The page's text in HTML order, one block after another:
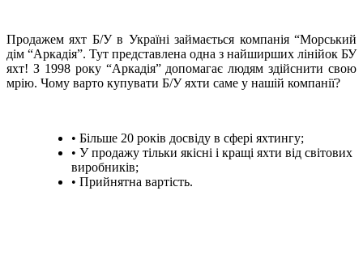
Продажем яхт Б/У в Україні займається компанія “Морський
дім “Аркадія”. Тут представлена ​​одна з найширших лінійок БУ
яхт! З 1998 року “Аркадія” допомагає людям здійснити свою
мрію. Чому варто купувати Б/У яхти саме у нашій компанії?
• Більше 20 років досвіду в сфері яхтингу;
• У продажу тільки якісні і кращі яхти від світових
виробників;
• Прийнятна вартість.